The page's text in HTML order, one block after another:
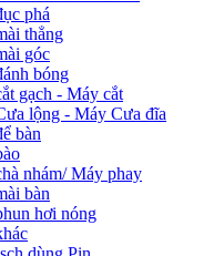
phá
thẳng
góc
bóng
gạch - Máy cắt
lộng - Máy Cưa đĩa
bàn
nhám/ Máy phay
bàn
hơi nóng